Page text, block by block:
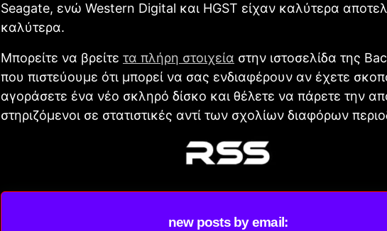
Seagate, ενώ Western Digital και HGST είχαν καλύτερα
καλύτερα.
Μπορείτε να βρείτε τα πλήρη στοιχεία στην ιστοσελίδα της
που πιστεύουμε ότι μπορεί να σας ενδιαφέρουν αν έχετε
αγοράσετε ένα νέο σκληρό δίσκο και θέλετε να πάρετε την
στηριζόμενοι σε στατιστικές αντί των σχολίων διαφόρων
new posts by email: